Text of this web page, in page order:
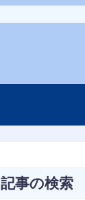
記事の検索